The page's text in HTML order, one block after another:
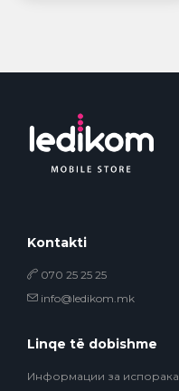
Kontakti
070 25 25 25
info@ledikom.mk
Linqe të dobishme
Информации за испорака